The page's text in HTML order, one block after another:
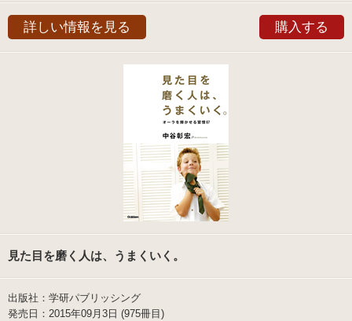
詳しい情報を見る 購入する
見た目を磨く人は、うまくいく。
出版社：学研パブリッシング
発売日：2015年09月3日 (975冊目)